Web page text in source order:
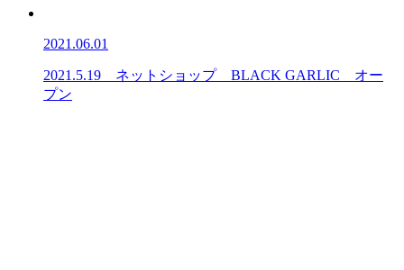
2021.06.01
2021.5.19 ネットショップ BLACK GARLIC オー
プン